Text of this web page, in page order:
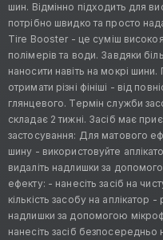
шин. Відмінно підходить для
потрібно швидко та просто
Tire Booster - це суміш
полімерів та води. Завдяки
наносити навіть на мокрі
отримати різні фініші - від
глянцевого. Термін служби
складає 2 тижні. Засіб має
застосування: Для матового
шину - використовуйте
видаліть надлишки за
ефекту: - нанесіть засіб на
кількість засобу на аплікатор
надлишки за допомогою
нанесіть засіб